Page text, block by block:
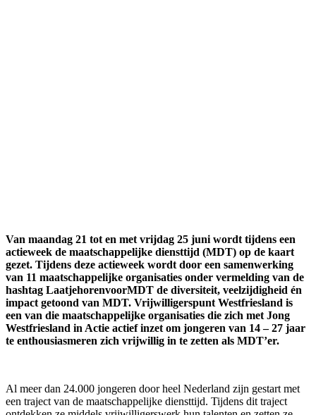
Van maandag 21 tot en met vrijdag 25 juni wordt tijdens een
actieweek de maatschappelijke diensttijd (MDT) op de kaart
gezet. Tijdens deze actieweek wordt door een samenwerking
van 11 maatschappelijke organisaties onder vermelding van de
hashtag LaatjehorenvoorMDT de diversiteit, veelzijdigheid én
impact getoond van MDT. Vrijwilligerspunt Westfriesland is
een van die maatschappelijke organisaties die zich met Jong
Westfriesland in Actie actief inzet om jongeren van 14 – 27 jaar
te enthousiasmeren zich vrijwillig in te zetten als MDT’er.
Al meer dan 24.000 jongeren door heel Nederland zijn gestart met
een traject van de maatschappelijke diensttijd. Tijdens dit traject